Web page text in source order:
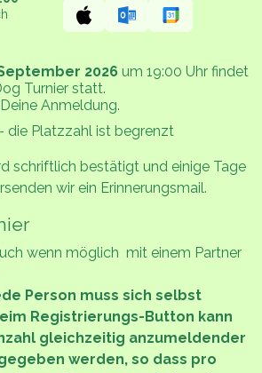
2026 um 19:00 Uhr findet
Turnier statt.
Anmeldung.
die Platzzahl ist begrenzt
schriftlich bestätigt und einige Tage
wir ein Erinnerungsmail.
wenn möglich mit einem Partner
Person muss sich selbst
Registrierungs-Button kann
gleichzeitig anzumeldender
werden, so dass pro